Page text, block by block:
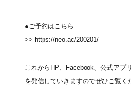
●ご予約はこちら
>> https://neo.ac/200201/
—
これからHP、Facebook、公式アプ
を発信していきますのでぜひご覧く